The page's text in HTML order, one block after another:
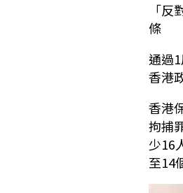
「
條
通過
香港
香港
拘捕
少16
至14